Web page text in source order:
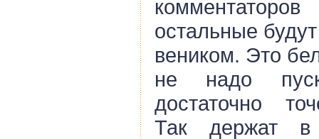
остальные
веником. Это
не надо
достаточно
Так держат в